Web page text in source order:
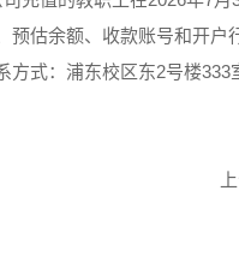
预估余额、收款账号和开户
方式：浦东校区东2号楼333